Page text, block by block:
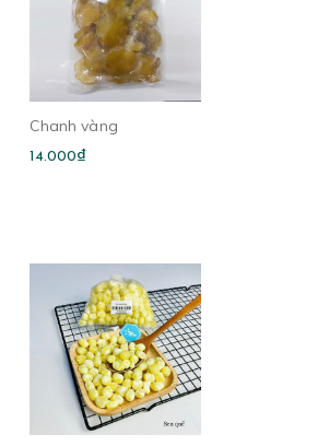
Chanh vàng
14.000₫